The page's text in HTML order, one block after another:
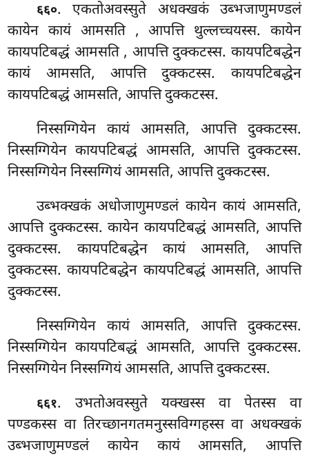
६६०. एकतोअवस्सुते अधक्खकं उब्भजाणुमण्डलं
कायेन कायं आमसति , आपत्ति थुल्लच्चयस्स. कायेन
कायपटिबद्धं आमसति , आपत्ति दुक्कटस्स. कायपटिबद्धेन
कायं आमसति, आपत्ति दुक्कटस्स. कायपटिबद्धेन
कायपटिबद्धं आमसति, आपत्ति दुक्कटस्स.
निस्सग्गियेन कायं आमसति, आपत्ति दुक्कटस्स.
निस्सग्गियेन कायपटिबद्धं आमसति, आपत्ति दुक्कटस्स.
निस्सग्गियेन निस्सग्गियं आमसति, आपत्ति दुक्कटस्स.
उब्भक्खकं अधोजाणुमण्डलं कायेन कायं आमसति,
आपत्ति दुक्कटस्स. कायेन कायपटिबद्धं आमसति, आपत्ति
दुक्कटस्स. कायपटिबद्धेन कायं आमसति, आपत्ति
दुक्कटस्स. कायपटिबद्धेन कायपटिबद्धं आमसति, आपत्ति
दुक्कटस्स.
निस्सग्गियेन कायं आमसति, आपत्ति दुक्कटस्स.
निस्सग्गियेन कायपटिबद्धं आमसति, आपत्ति दुक्कटस्स.
निस्सग्गियेन निस्सग्गियं आमसति, आपत्ति दुक्कटस्स.
६६१. उभतोअवस्सुते यक्खस्स वा पेतस्स वा
पण्डकस्स वा तिरच्छानगतमनुस्सविग्गहस्स वा अधक्खकं
उब्भजाणुमण्डलं कायेन कायं आमसति, आपत्ति